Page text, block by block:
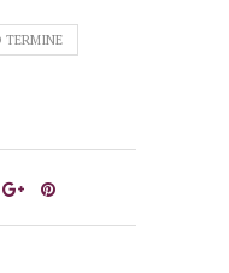
TERMINE